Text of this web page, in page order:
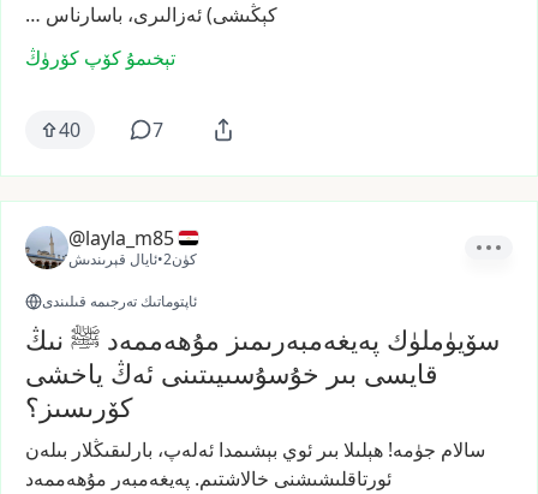
كېڭىشى)ئەزالىرى، باسارناس …
تېخىمۇ كۆپ كۆرۈڭ
40 7
@layla_m85
ئايال قېرىندىش• 2كۈن
ئاپتوماتىك تەرجىمە قىلىندى
سۆيۈملۈك پەيغەمبەرىمىز مۇھەممەد ﷺ نىڭ
قايسى بىر خۇسۇسىيىتىنى ئەڭ ياخشى
كۆرىسىز؟
سالام جۈمە! ھېلىلا بىر ئوي بېشىمدا ئەلەپ، بارلىقىڭلار بىلەن
ئورتاقلىشىشنى خالاشتىم. پەيغەمبەر مۇھەممەد